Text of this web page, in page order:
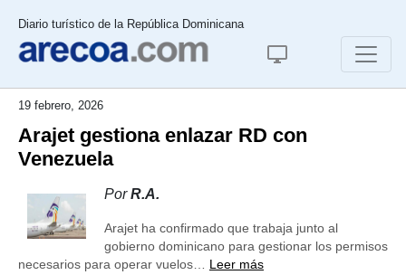
Diario turístico de la República Dominicana
19 febrero, 2026
Arajet gestiona enlazar RD con
Venezuela
PorR.A.
Arajet ha confirmado que trabaja junto al
gobierno dominicano para gestionar los permisos
necesarios para operar vuelos… Leer más